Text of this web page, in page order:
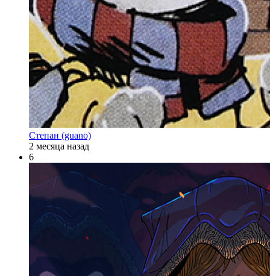
Степан (guano)
2 месяца назад
6